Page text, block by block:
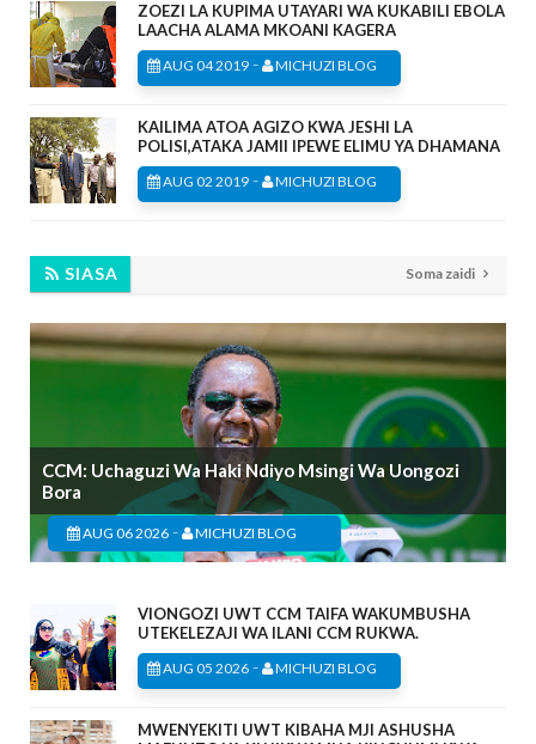
ZOEZI LA KUPIMA UTAYARI WA KUKABILI EBOLA
LAACHA ALAMA MKOANI KAGERA
AUG 04 2019 - MICHUZI BLOG
KAILIMA ATOA AGIZO KWA JESHI LA
POLISI,ATAKA JAMII IPEWE ELIMU YA DHAMANA
AUG 02 2019 - MICHUZI BLOG
SIASA Soma zaidi
CCM: Uchaguzi Wa Haki Ndiyo Msingi Wa Uongozi
Bora
AUG 06 2026 - MICHUZI BLOG
VIONGOZI UWT CCM TAIFA WAKUMBUSHA
UTEKELEZAJI WA ILANI CCM RUKWA.
AUG 05 2026 - MICHUZI BLOG
MWENYEKITI UWT KIBAHA MJI ASHUSHA